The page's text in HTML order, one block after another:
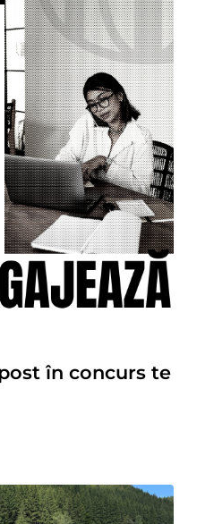
în concurs te